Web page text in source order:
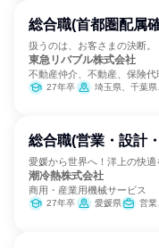
総合職(首都圏配属
扱うのは、お客さまの決断
東急リバブル株式会社
不動産仲介、不動産、保険代
27年卒 埼玉県、千葉県、
総合職(営業・設計
愛媛から世界へ！洋上の快適
潮冷熱株式会社
商用・産業用機械サービス
27年卒 愛媛県 営業、バックオ